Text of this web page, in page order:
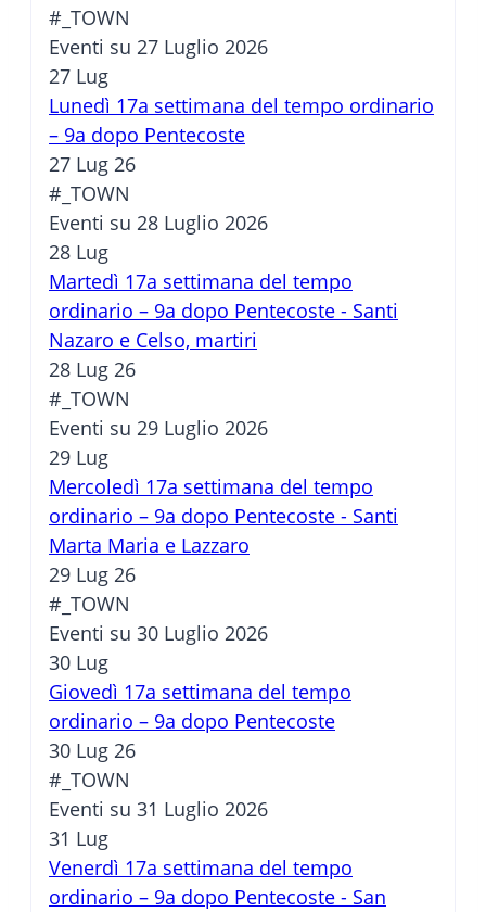
#_TOWN
Eventi su 27 Luglio 2026
27 Lug
Lunedì 17a settimana del tempo ordinario
– 9a dopo Pentecoste
27 Lug 26
#_TOWN
Eventi su 28 Luglio 2026
28 Lug
Martedì 17a settimana del tempo
ordinario – 9a dopo Pentecoste - Santi
Nazaro e Celso, martiri
28 Lug 26
#_TOWN
Eventi su 29 Luglio 2026
29 Lug
Mercoledì 17a settimana del tempo
ordinario – 9a dopo Pentecoste - Santi
Marta Maria e Lazzaro
29 Lug 26
#_TOWN
Eventi su 30 Luglio 2026
30 Lug
Giovedì 17a settimana del tempo
ordinario – 9a dopo Pentecoste
30 Lug 26
#_TOWN
Eventi su 31 Luglio 2026
31 Lug
Venerdì 17a settimana del tempo
ordinario – 9a dopo Pentecoste - San